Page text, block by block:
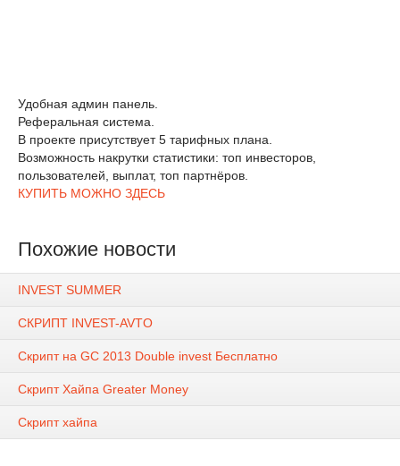
Удобная админ панель.
Реферальная система.
В проекте присутствует 5 тарифных плана.
Возможность накрутки статистики: топ инвесторов,
пользователей, выплат, топ партнёров.
КУПИТЬ МОЖНО ЗДЕСЬ
Похожие новости
INVEST SUMMER
СКРИПТ INVEST-AVTO
Скрипт на GC 2013 Double invest Бесплатно
Скрипт Хайпа Greater Money
Скрипт хайпа